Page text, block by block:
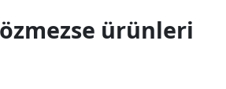
ürünleri